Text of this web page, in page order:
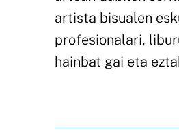
artista bisualen
profesionalari,
hainbat gai eta